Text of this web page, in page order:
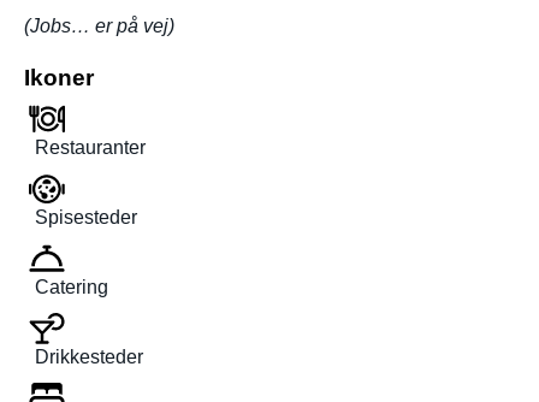
(Jobs… er på vej)
Ikoner
Restauranter
Spisesteder
Catering
Drikkesteder